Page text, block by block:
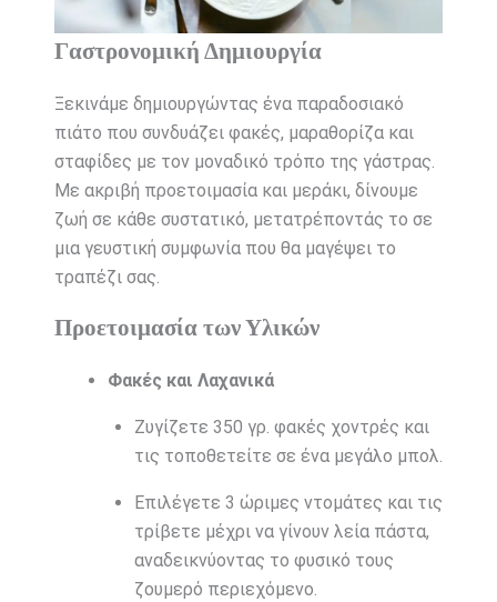
Γαστρονομική Δημιουργία
Ξεκινάμε δημιουργώντας ένα παραδοσιακό
πιάτο που συνδυάζει φακές, μαραθορίζα και
σταφίδες με τον μοναδικό τρόπο της γάστρας.
Με ακριβή προετοιμασία και μεράκι, δίνουμε
ζωή σε κάθε συστατικό, μετατρέποντάς το σε
μια γευστική συμφωνία που θα μαγέψει το
τραπέζι σας.
Προετοιμασία των Υλικών
Φακές και Λαχανικά
Ζυγίζετε 350 γρ. φακές χοντρές και
τις τοποθετείτε σε ένα μεγάλο μπολ.
Επιλέγετε 3 ώριμες ντομάτες και τις
τρίβετε μέχρι να γίνουν λεία πάστα,
αναδεικνύοντας το φυσικό τους
ζουμερό περιεχόμενο.